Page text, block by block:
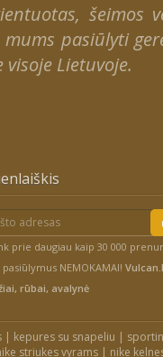
šeimos
pasiūlyti
Lietuvoje.
prie daugiau kaip 30 000
NEMOKAMAI!
rūbai, avalynė
| kepures su snapeliu |
striukes vyrams| nike